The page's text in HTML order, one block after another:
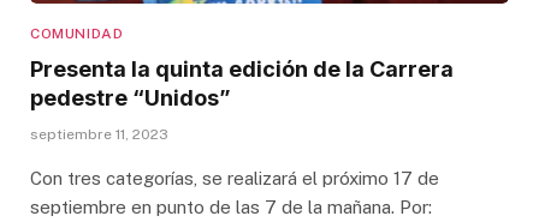
COMUNIDAD
Presenta la quinta edición de la Carrera
pedestre “Unidos”
septiembre 11, 2023
Con tres categorías, se realizará el próximo 17 de
septiembre en punto de las 7 de la mañana. Por: